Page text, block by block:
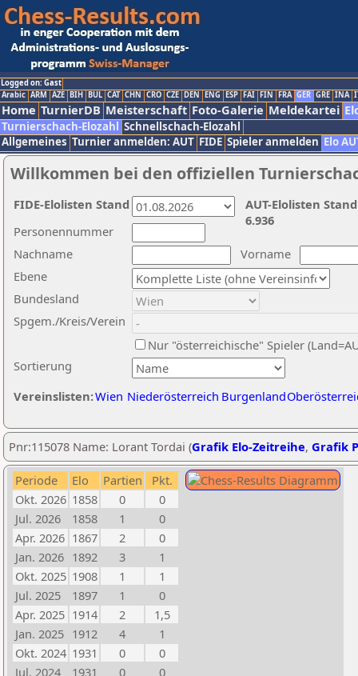
Logged on: Gast
Arabic ARM AZE BIH BUL CAT CHN CRO CZE DEN ENG ESP FAI FIN FRA GER GRE INA
Home TurnierDB Meisterschaft Foto-Galerie Meldekartei
Turnierschach-Elozahl Schnellschach-Elozahl
Allgemeines Turnier anmelden: AUT FIDE Spieler anmelden Elo
Willkommen bei den offiziellen
Nachname
Vorname
Ebene
Sortierung
Personennummer
Bundesland
Spgem./Kreis/Verein
Nur "österreichische" Spieler
Vereinslisten:Wien Niederösterreich Burgenland
AUT-Elolisten
6.936
FIDE-Elolisten Stand
Pnr:115078 Name: Lorant Tordai (Grafik Elo-Zeitreihe, Grafik
Periode Elo Partien
Pkt.
Okt. 2026 1858 0
0
Jul. 2026
1858 1
0
Apr. 2026 1867 2
0
Jan. 2026 1892 3
1
Okt. 2025 1908 1
1
Jul. 2025
1897 1
0
Apr. 2025 1914 2
1,5
Jan. 2025 1912 4
1
Okt. 2024 1931 0
0
Jul. 2024
1931 0
0